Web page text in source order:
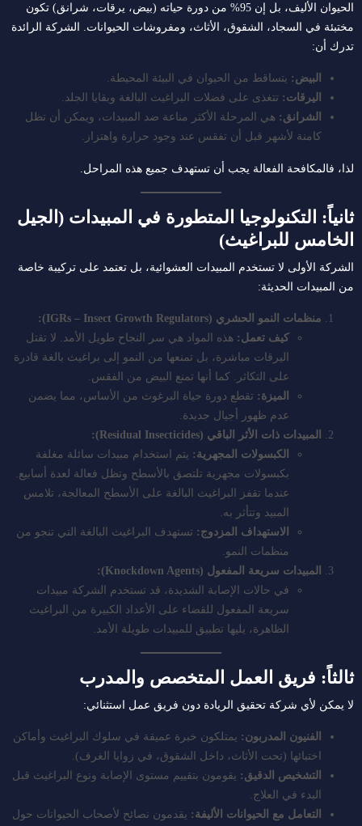
الحيوان الأليف، بل إن 95% من دورة حياته (بيض، يرقات، شرانق) تكون
مختبئة في السجاد، الشقوق، الأثاث، ومفروشات الحيوانات. الشركة الرائدة
تدرك أن:
البيض: يتساقط من الحيوان في البيئة المحيطة.
اليرقات: تتغذى على فضلات البراغيث البالغة وبقايا الجلد.
الشرانق: هي المرحلة الأكثر مناعة ضد المبيدات، ويمكن أن تظل
كامنة لأشهر قبل أن تفقس عند وجود حرارة واهتزاز.
لذا، فالمكافحة الفعالة يجب أن تستهدف جميع هذه المراحل.
ثانياً: التكنولوجيا المتطورة في المبيدات (الجيل
الخامس للبراغيث)
الشركة الأولى لا تستخدم المبيدات العشوائية، بل تعتمد على تركيبة خاصة
من المبيدات الحديثة:
منظمات النمو الحشري (IGRs – Insect Growth Regulators):
كيف تعمل: هذه المواد هي سر النجاح طويل الأمد. لا تقتل
اليرقات مباشرة، بل تمنعها من النمو إلى براغيث بالغة قادرة
على التكاثر. كما أنها تمنع البيض من الفقس.
الميزة: تقطع دورة حياة البرغوث من الأساس، مما يضمن
عدم ظهور أجيال جديدة.
المبيدات ذات الأثر الباقي (Residual Insecticides):
الكبسولات المجهرية: يتم استخدام مبيدات سائلة مغلفة
بكبسولات مجهرية تلتصق بالأسطح وتظل فعالة لعدة أسابيع.
عندما تقفز البراغيث البالغة على الأسطح المعالجة، تلامس
المبيد وتتأثر به.
الاستهداف المزدوج: تستهدف البراغيث البالغة التي تنجو من
منظمات النمو.
المبيدات سريعة المفعول (Knockdown Agents):
في حالات الإصابة الشديدة، قد تستخدم الشركة مبيدات
سريعة المفعول للقضاء على الأعداد الكبيرة من البراغيث
الظاهرة، يليها تطبيق للمبيدات طويلة الأمد.
ثالثاً: فريق العمل المتخصص والمدرب
لا يمكن لأي شركة تحقيق الريادة دون فريق عمل استثنائي:
الفنيون المدربون: يمتلكون خبرة عميقة في سلوك البراغيث وأماكن
اختبائها (تحت الأثاث، داخل الشقوق، في زوايا الغرف).
التشخيص الدقيق: يقومون بتقييم مستوى الإصابة ونوع البراغيث قبل
البدء في العلاج.
التعامل مع الحيوانات الأليفة: يقدمون نصائح لأصحاب الحيوانات حول